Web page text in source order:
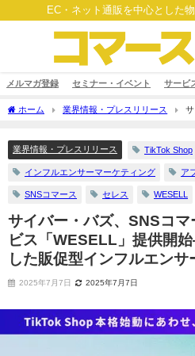
EC・ネット通販を中心とした
メルマガ登録 セミナー・イベント サービ
ホーム 業界情報・プレスリリース
業界情報・プレスリリース
TikTok Shop
インフルエンサーマーケティング ア
SNSコマース セレス WESELL
サイバー・バズ、SNSコ
ビス「WESELL」提供開
した販促型インフルエンサ
2025年7月7日 2025年7月7日